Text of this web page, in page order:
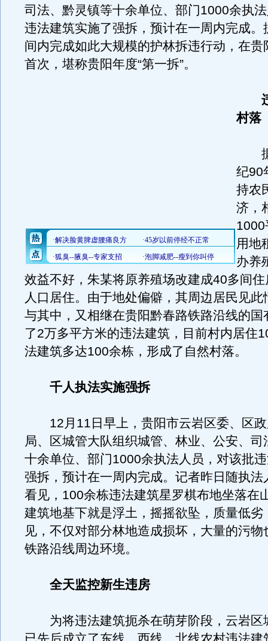
司法、黔灵镇等十余单位、部门1000余执
违法建筑实施了强拆，预计在一周内完成。
间内完成如此大规模的护林拆违行动，在贵
首次，堪称贵阳年度“第一拆”。
村落
据
纪90
持农
济，
1000
用地
办养
效益不好，朱某将原养殖场改建成40多间
人口居住。由于地处偏僻，其周边居民见此
与其中，又相继在贵阳黔春路铁路沿线的国
了2万多平方米的违法建筑，目前村内居住
法建筑多达100余栋，形成了自然村落。
千人执法实施强拆
12月11日早上，贵阳市云岩区委、区政
局、区城管大队组织城管、林业、公安、司
十余单位、部门1000余执法人员，对该批
强拆，预计在一周内完成。记者昨日随执法
看见，100余栋违法建筑星罗棋布地坐落在
建筑地基下就是浮土，摇摇欲坠，质量低劣
见，不仅对部分林地造成损坏，大量的污物
铁路沿线周边环境。
全天监控新生违房
为将违法建筑扼杀在萌芽阶段，云岩区